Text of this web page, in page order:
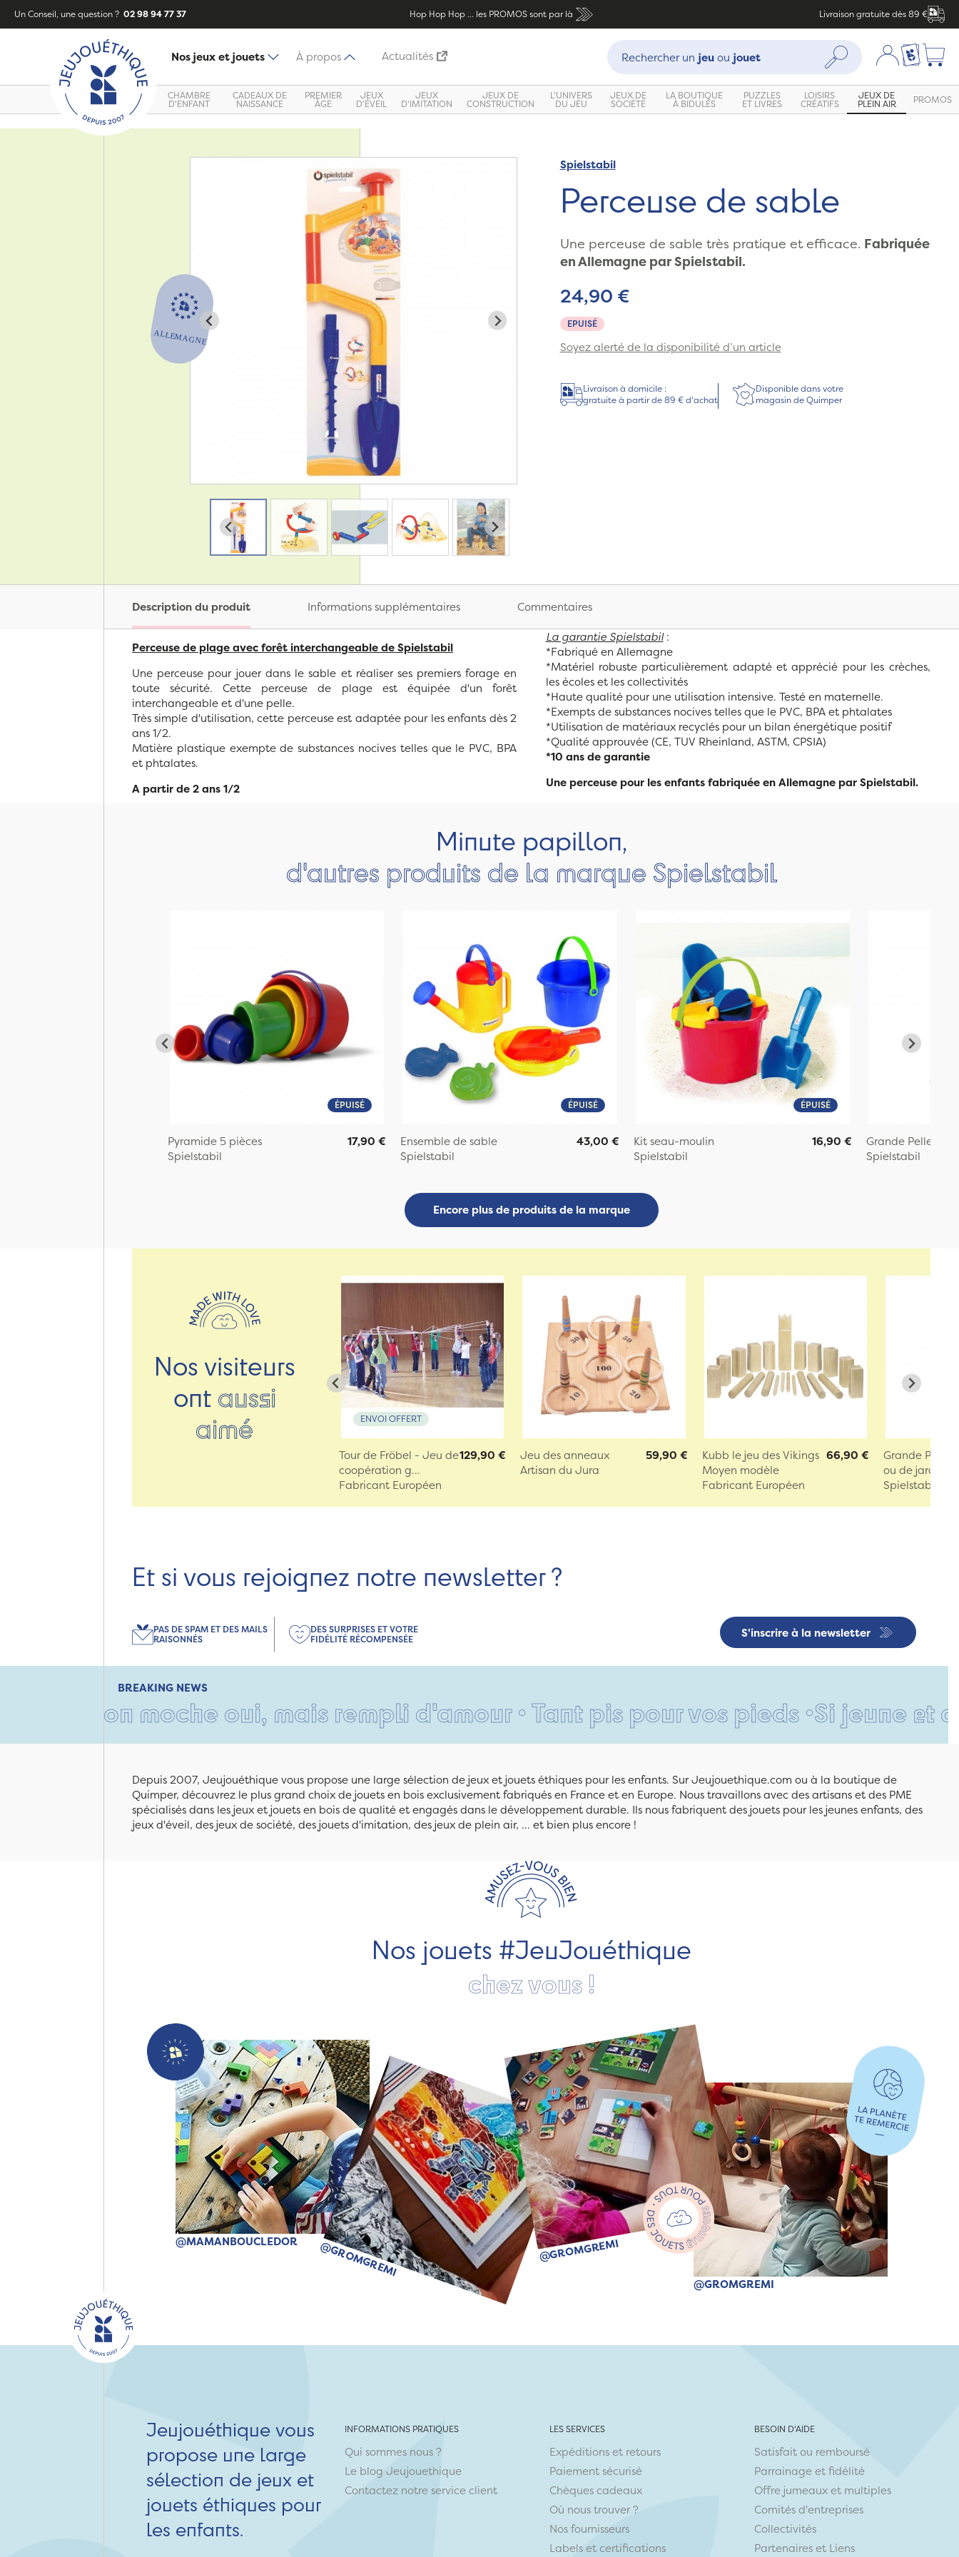
Un Conseil, une question ? 02 98 94 77 37 Hop Hop Hop ... les PROMOS sont par là Livraison gratuite dès 89 €
Nos jeux et jouets À propos Actualités
Recherche :
Rechercher un jeuou jouet Rechercher Mon compte
Ma liste
CHAMBRE
D'ENFANT
CADEAUX DE
NAISSANCE
PREMIER
ÂGE
JEUX
D'ÉVEIL
JEUX
D'IMITATION
JEUX DE
CONSTRUCTION
L'UNIVERS
DU JEU
JEUX DE
SOCIÉTÉ
LA BOUTIQUE
À BIDULES
PUZZLES
ET LIVRES
LOISIRS
CRÉATIFS
JEUX DE
PLEIN AIR PROMOS
ZoomSpielstabil
Perceuse de sable
Une perceuse de sable très pratique et efficace. Fabriquée
en Allemagne par Spielstabil.
EPUISÉ
24,90 €
Soyez alerté de la disponibilité d’un article
Livraison à domicile :
gratuite à partir de 89 € d'achat
Disponible dans votre
magasin de Quimper
Description du produit Informations supplémentaires Commentaires
Perceuse de plage avec forêt interchangeable de Spielstabil
Une perceuse pour jouer dans le sable et réaliser ses premiers forage en
toute sécurité. Cette perceuse de plage est équipée d'un forêt
interchangeable et d'une pelle.
Très simple d'utilisation, cette perceuse est adaptée pour les enfants dès 2
ans 1/2.
Matière plastique exempte de substances nocives telles que le PVC, BPA
et phtalates.
A partir de 2 ans 1/2
La garantie Spielstabil:
*Fabriqué en Allemagne
*Matériel robuste particulièrement adapté et apprécié pour les crèches,
les écoles et les collectivités
*Haute qualité pour une utilisation intensive. Testé en maternelle.
*Exempts de substances nocives telles que le PVC, BPA et phtalates
*Utilisation de matériaux recyclés pour un bilan énergétique positif
*Qualité approuvée (CE, TUV Rheinland, ASTM, CPSIA)
*10 ans de garantie
Une perceuse pour les enfants fabriquée en Allemagne par Spielstabil.
Minute papillon,
d'autres produits de la marque Spielstabil
ÉPUISÉ
Pyramide 5 pièces
Spielstabil
17,90 €
ÉPUISÉ
Ensemble de sable
Spielstabil
43,00 €
ÉPUISÉ
Kit seau-moulin
Spielstabil
16,90 €
Grande Pelle de
Spielstabil
Encore plus de produits de la marque
Nos visiteurs
ont aussi
aimé
ENVOI OFFERT
Tour de Fröbel - Jeu de
coopération g...
Fabricant Européen
129,90 €
Jeu des anneaux
Artisan du Jura
59,90 €
Kubb le jeu des Vikings
Moyen modèle
Fabricant Européen
66,90 €
Grande Pelle
ou de jardin
Spielstabil
Et si vous rejoignez notre newsletter ?
S'inscrire à la newsletter
PAS DE SPAM ET DES MAILS
RAISONNÉS
DES SURPRISES ET VOTRE
FIDÉLITÉ RÉCOMPENSÉE
BREAKING NEWS
moche oui, mais rempli d'amour • Tant pis pour vos pieds •Si jeune et déjà si
Depuis 2007, Jeujouéthique vous propose une large sélection de jeux et jouets éthiques pour les enfants. Sur Jeujouethique.com ou à la boutique de
Quimper, découvrez le plus grand choix de jouets en bois exclusivement fabriqués en France et en Europe. Nous travaillons avec des artisans et des PME
spécialisés dans les jeux et jouets en bois de qualité et engagés dans le développement durable. Ils nous fabriquent des jouets pour les jeunes enfants, des
jeux d'éveil, des jeux de société, des jouets d'imitation, des jeux de plein air, ... et bien plus encore !
Nos jouets #JeuJouéthique
chez vous !
@MAMANBOUCLEDOR @GROMGREMI @GROMGREMI
@GROMGREMI
Jeujouéthique vous
propose une large
sélection de jeux et
jouets éthiques pour
les enfants.
INFORMATIONS PRATIQUES
Qui sommes nous ?
Le blog Jeujouethique
Contactez notre service client
LES SERVICES
Expéditions et retours
Paiement sécurisé
Chèques cadeaux
Où nous trouver ?
Nos fournisseurs
Labels et certifications
BESOIN D'AIDE
Satisfait ou remboursé
Parrainage et fidélité
Offre jumeaux et multiples
Comités d'entreprises
Collectivités
Partenaireset Liens